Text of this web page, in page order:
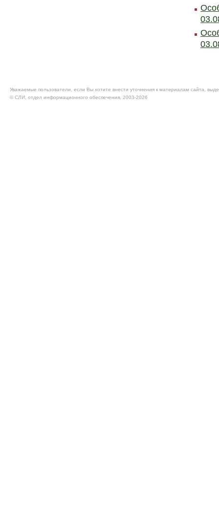
Уважаемые пользователи, если Вы хотите внести уточнения к материалам сайта,
© CЛИ, отдел информационного обеспечения, 2003-2026